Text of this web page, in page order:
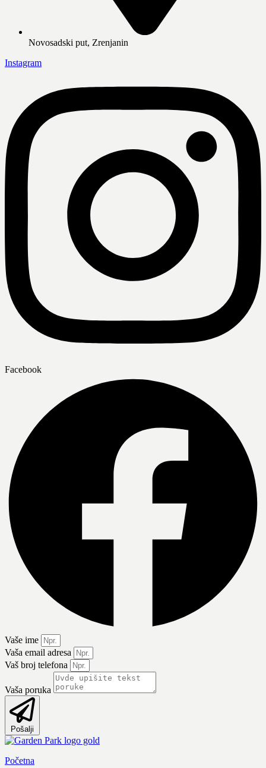
Novosadski put, Zrenjanin
Instagram
Facebook
Vaše ime
Vaša email adresa
Vaš broj telefona
Vaša poruka
Pošalji
Početna